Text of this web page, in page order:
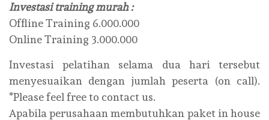
Investasi training murah :
Offline Training 6.000.000
Online Training 3.000.000
Investasi pelatihan selama dua hari tersebut
menyesuaikan dengan jumlah peserta (on call).
*Please feel free to contact us.
Apabila perusahaan membutuhkan paket in house